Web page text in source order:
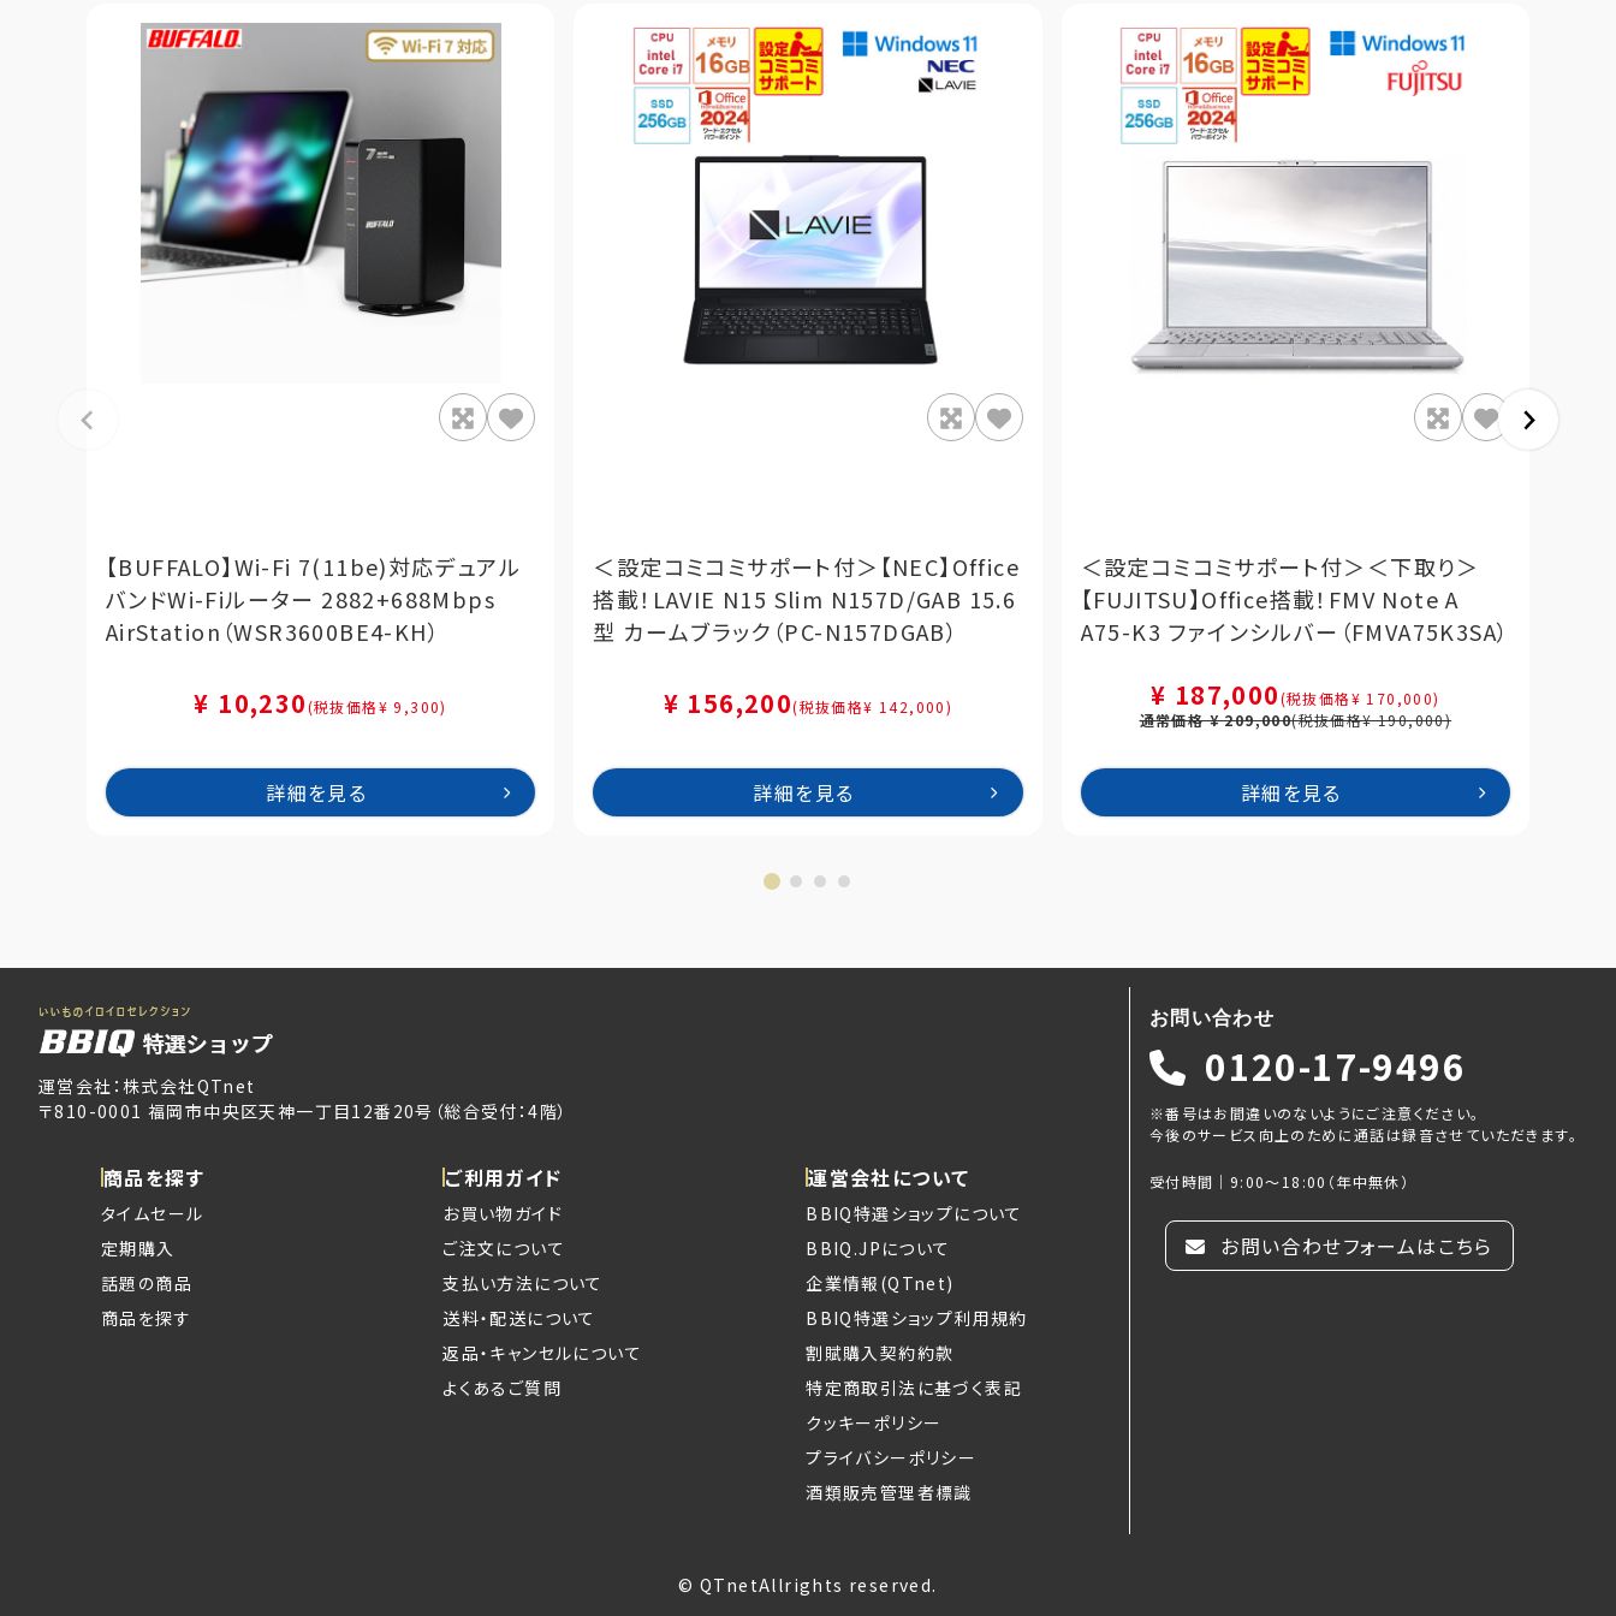
【BUFFALO】Wi-Fi 7(11be)対応デュアル
バンドWi-Fiルーター 2882+688Mbps
AirStation（WSR3600BE4-KH）
¥ 10,230(税抜価格¥ 9,300)
詳細を見る
＜設定コミコミサポート付＞【NEC】Office
搭載！LAVIE N15 Slim N157D/GAB 15.6
型 カームブラック（PC-N157DGAB）
¥ 156,200(税抜価格¥ 142,000)
詳細を見る
＜設定コミコミサポート付＞＜下取り＞
【FUJITSU】Office搭載！FMV Note A
A75-K3 ファインシルバー（FMVA75K3SA）
¥ 187,000(税抜価格¥ 170,000)
通常価格 ¥ 209,000(税抜価格¥ 190,000)
詳細を見る
運営会社：株式会社QTnet
〒810-0001 福岡市中央区天神一丁目12番20号（総合受付：4階）
商品を探す
タイムセール
定期購入
話題の商品
商品を探す
ご利用ガイド
お買い物ガイド
ご注文について
支払い方法について
送料・配送について
返品・キャンセルについて
よくあるご質問
運営会社について
BBIQ特選ショップについて
BBIQ.JPについて
企業情報(QTnet)
BBIQ特選ショップ利用規約
割賦購入契約約款
特定商取引法に基づく表記
クッキーポリシー
プライバシーポリシー
酒類販売管理者標識
お問い合わせ
0120-17-9496
※番号はお間違いのないようにご注意ください。
今後のサービス向上のために通話は録音させていただきます。
受付時間｜9:00～18:00（年中無休）
お問い合わせフォームはこちら
© QTnetAllrights reserved.